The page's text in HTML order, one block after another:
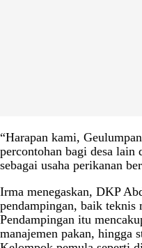
“Harapan kami,
percontohan bagi desa
sebagai usaha perikanan
Irma menegaskan, DKP
pendampingan, baik teknis
Pendampingan itu
manajemen pakan, hingga